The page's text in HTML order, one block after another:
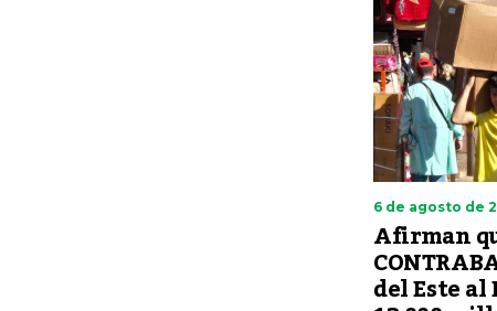
6 de agosto de
Afirman
del Este al